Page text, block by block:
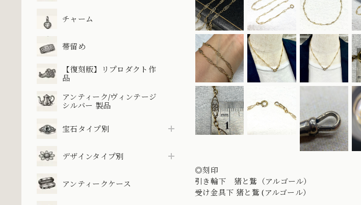
チャーム
帯留め
【復刻版】リプロダクト作
品
アンティーク/ヴィンテージ
シルバー 製品
宝石タイプ別
デザインタイプ別
アンティークケース
◎刻印
引き輪下 猪と鷲（アルゴール）
受け金具下 猪と鷲 (アルゴール）